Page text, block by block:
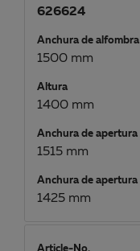
626624
Anchura de alfombra
1500 mm
Altura
1400 mm
Anchura de apertura
1515 mm
Anchura de apertura
1425 mm